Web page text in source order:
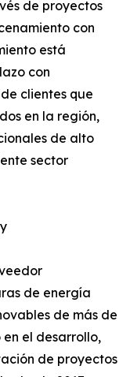
de proyectos
con
está
con
clientes que
en la región,
de alto
sector
de energía
de más de
en el desarrollo,
de proyectos